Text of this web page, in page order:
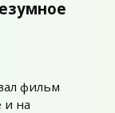
фильм
и на